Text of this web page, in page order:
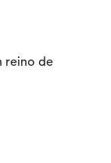
reino de